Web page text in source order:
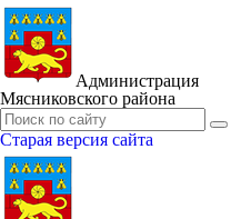
Администрация
Мясниковского района
Старая версия сайта